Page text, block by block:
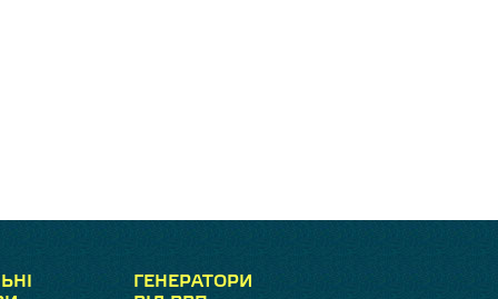
ГЕНЕРАТОРИ